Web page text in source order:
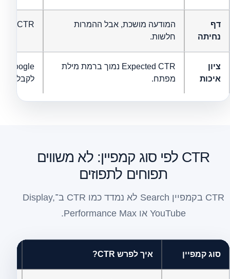
דף
נחיתה
המודעה מושכת, אבל ההמרות
חלשות.
CTR נראה טוב, אבל הערך העסקי נמוך.
ציון
איכות
Expected CTR נמוך ברמת מילת
מפתח.
לקבל
CTR לפי סוג קמפיין: לא משווים
תפוחים לתפוזים
CTR בקמפיין Search לא נמדד כמו CTR ב־Display,
YouTube או Performance Max.
סוג קמפיין איך לפרש CTR?